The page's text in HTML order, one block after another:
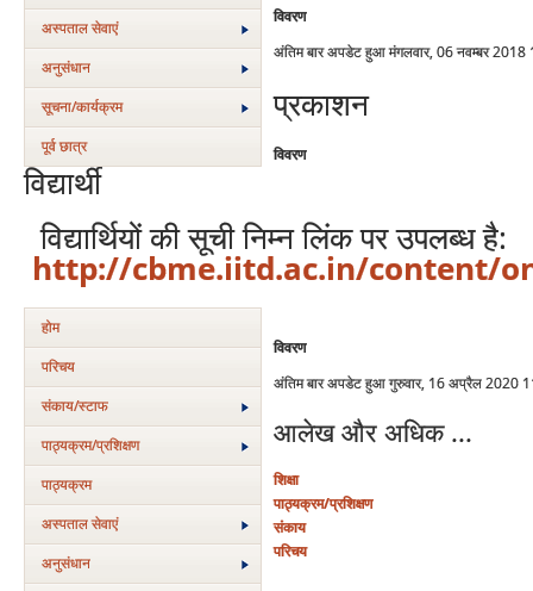
अस्‍पताल सेवाएं
अनुसंधान
सूचना/कार्यक्रम
पूर्व छात्र
विद्यार्थी
विद्यार्थियों की सूची निम्न लिंक पर उपलब्ध है:
http://cbme.iitd.ac.in/content/
होम
परिचय
संकाय/स्‍टाफ
पाठ्यक्रम/प्रशिक्षण
पाठ्यक्रम
अस्‍पताल सेवाएं
अनुसंधान
विवरण
अंतिम बार अपडेट हुआ मंगलवार, 06 नवम्बर 2018
प्रकाशन
विवरण
विवरण
अंतिम बार अपडेट हुआ गुरुवार, 16 अप्रैल 2020
आलेख और अधिक ...
शिक्षा
पाठ्यक्रम/प्रशिक्षण
संकाय
परिचय